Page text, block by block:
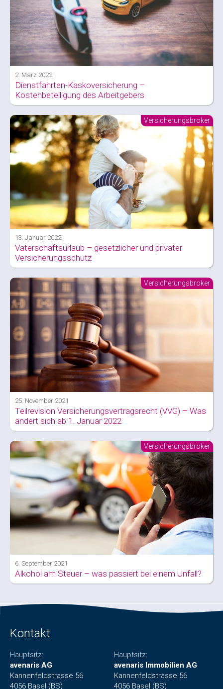
2. März 2022
Dienstfahrten-Kaskoversicherung –
Kostenbeteiligung des Arbeitgebers
13. Januar 2022
Vaterschaftsurlaub – gesetzlicher und privater
Versicherungsschutz
Versicherungsbroker
25. November 2021
Teilrevision Versicherungsvertragsrecht (VVG) – Was
ändert sich ab 1. Januar 2022
Versicherungsbroker
6. September 2021
Alkohol am Steuer – was passiert bei einem Unfall?
Versicherungsbroker
Kontakt
Hauptsitz:
avenaris AG
Kannenfeldstrasse 56
4056 Basel (BS)
Hauptsitz:
avenaris Immobilien AG
Kannenfeldstrasse 56
4056 Basel (BS)